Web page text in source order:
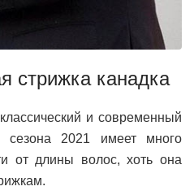
стрижка канадка
и современный
сезона 2021 имеет много
от длины волос, хоть она